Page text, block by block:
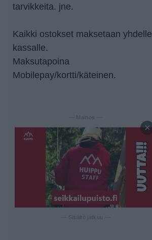
tarvikkeita. jne.
Kaikki ostokset maksetaan yhdelle
kassalle.
Maksutapoina
Mobilepay/kortti/käteinen.
— Mainos —
×